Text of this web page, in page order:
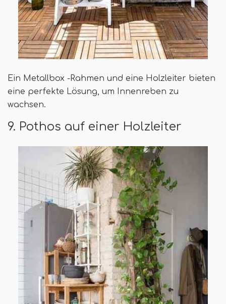
Ein Metallbox -Rahmen und eine Holzleiter bieten
eine perfekte Lösung, um Innenreben zu
wachsen.
9. Pothos auf einer Holzleiter